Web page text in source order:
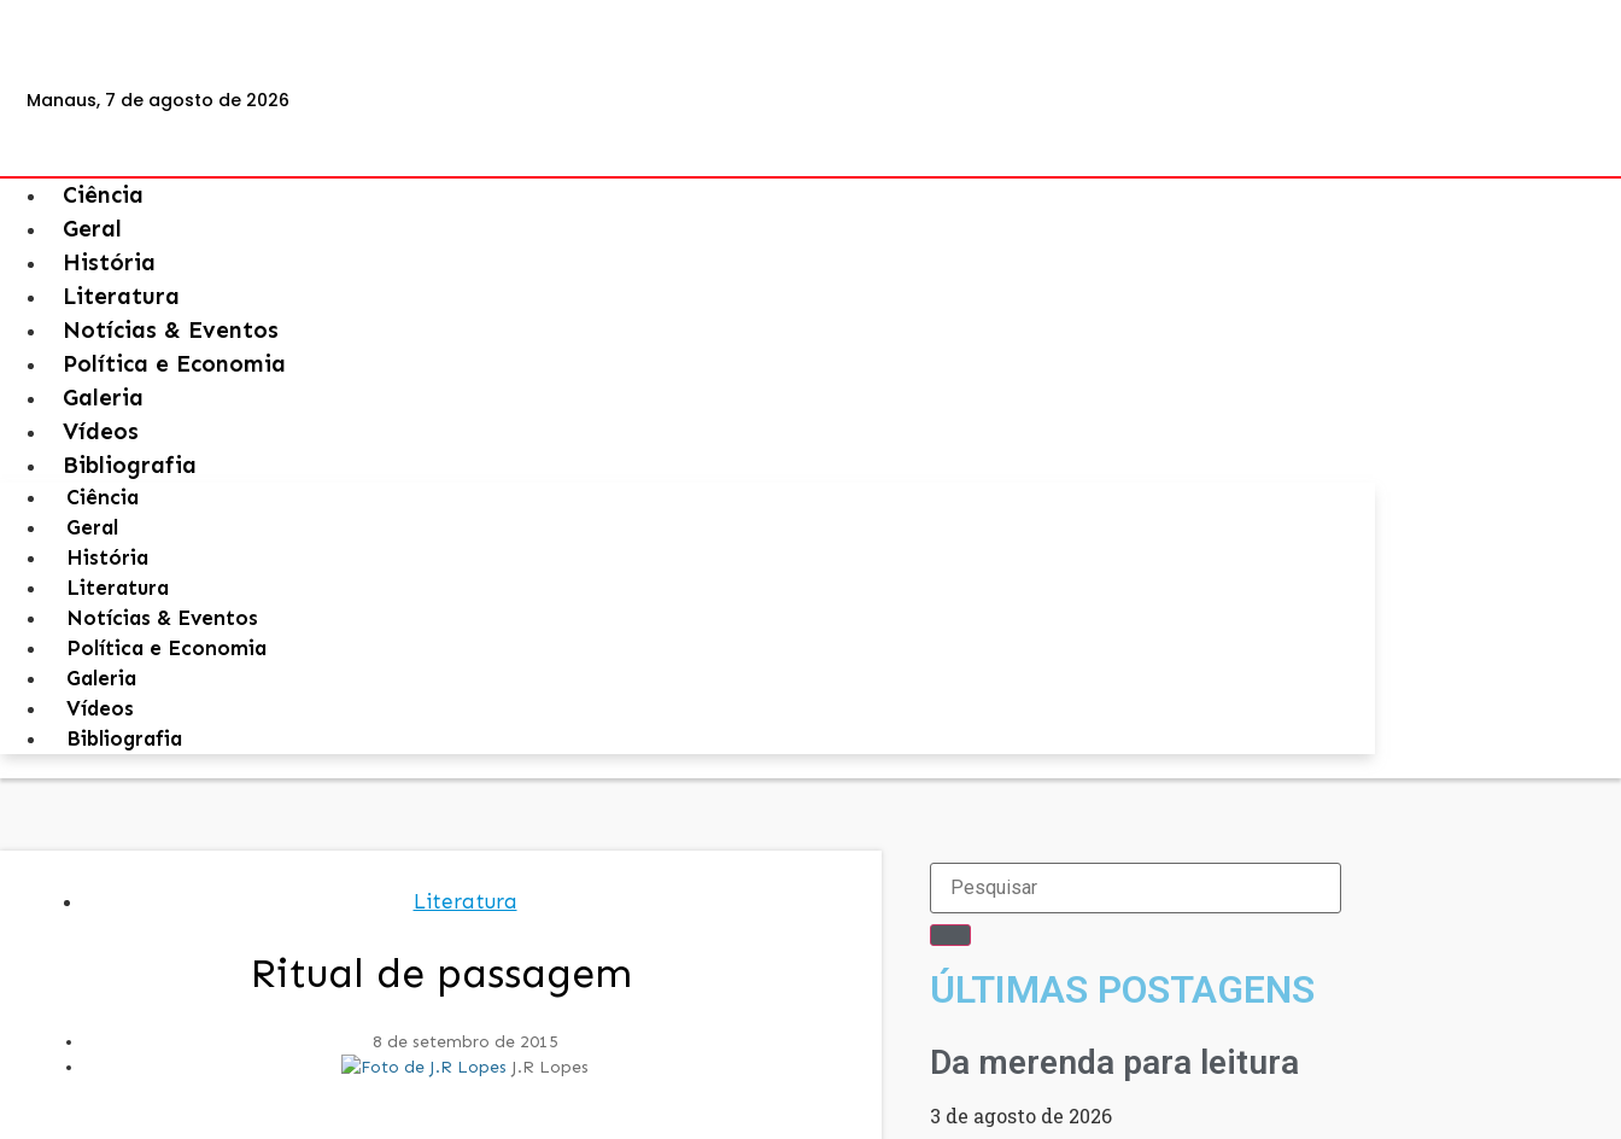
Manaus, 7 de agosto de 2026
Ciência
Geral
História
Literatura
Notícias & Eventos
Política e Economia
Galeria
Vídeos
Bibliografia
Ciência
Geral
História
Literatura
Notícias & Eventos
Política e Economia
Galeria
Vídeos
Bibliografia
Literatura
Ritual de passagem
8 de setembro de 2015
J.R Lopes
ÚLTIMAS POSTAGENS
Da merenda para leitura
3 de agosto de 2026